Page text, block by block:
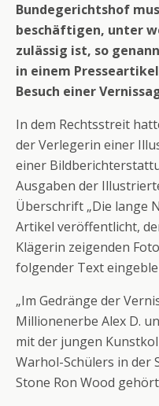
Bundegerichtshof
beschäftigen, unter
zulässig ist, so
in einem
Besuch einer
In dem Rechtsstreit
der Verlegerin einer
einer
Ausgaben der
Überschrift „Die lange
Artikel veröffentlicht,
Klägerin zeigenden
folgender Text
„Im Gedränge der
Millionenerbe Alex D.
mit der jungen
Warhol-Schülers in der
Stone Ron Wood